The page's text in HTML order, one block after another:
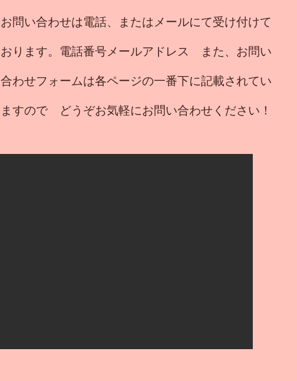
お問い合わせは電話、またはメールにて受け付けて
おります。電話番号メールアドレス また、お問い
合わせフォームは各ページの一番下に記載されてい
ますので どうぞお気軽にお問い合わせください！